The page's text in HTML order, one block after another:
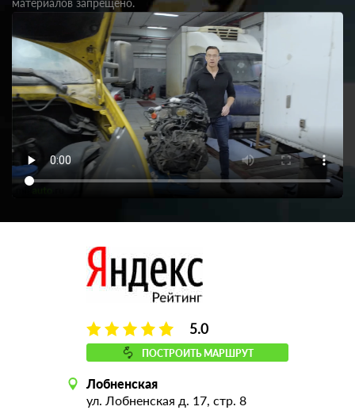
материалов запрещено.
5.0
ПОСТРОИТЬ МАРШРУТ
Лобненская
ул. Лобненская д. 17, стр. 8